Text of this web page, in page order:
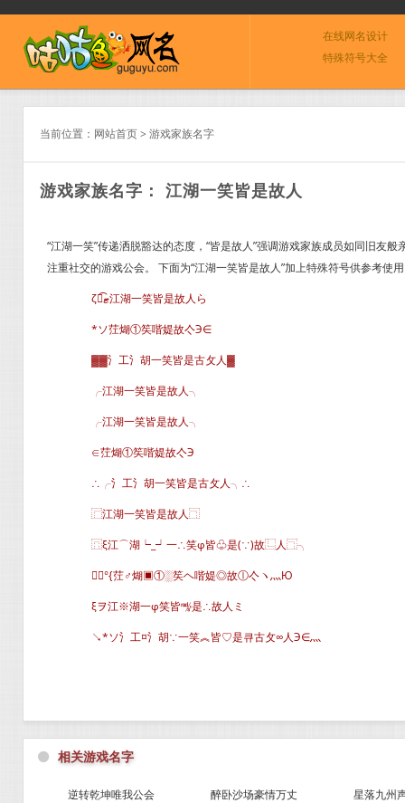
在线网名设计
特殊符号大全
当前位置： 网站首页> 游戏家族名字
游戏家族名字： 江湖一笑皆是故人
“江湖一笑”传递洒脱豁达的态度，“皆是故人”强调游戏家族成员如同旧友
注重社交的游戏公会。 下面为“江湖一笑皆是故人”加上特殊符号供参考使
ζั͡ޓ江湖一笑皆是故人ら
*ソ茳煳①笶喈媞故亽Э∈
▓▓氵工氵胡一笑皆是古攵人▓
╭江湖一笑皆是故人╮
╭江湖一笑皆是故人╮
∈茳煳①笶喈媞故亽Э
∴╭氵工氵胡一笑皆是古攵人╮∴
⿸江湖一笑皆是故人⿹
⿵ξ江⌒湖┕_┙一∴笑φ皆♧是(∵)故⿺人⿹╮
╭°{茳♂煳▣①░笶ヘ喈媞◎故ⓛ亽ヽ灬Ю
ξヲ江※湖一φ笑皆㎯是∴故人ミ
↘*ソ氵工¤氵胡∵一笑︽皆♡是큐古攵∞人Э∈灬
⚫ 相关游戏名字
逆转乾坤唯我公会 醉卧沙场豪情万丈
星落九州